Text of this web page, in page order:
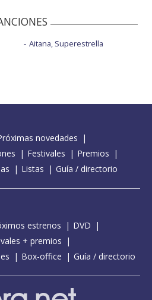
Aitana, Superestrella
novedades
Festivales
Premios
Listas Guía / directorio
estrenos
DVD
+ premios
Box-office Guía / directorio